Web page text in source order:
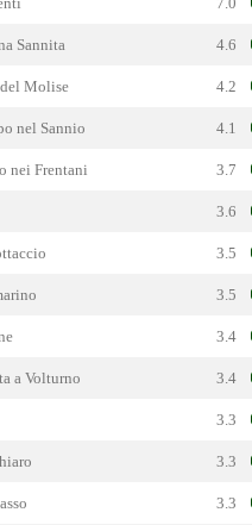
Sannita 4.6
del Molise 4.2
nel Sannio 4.1
nei Frentani 3.7
3.6
3.5
3.5
3.4
a Volturno 3.4
3.3
3.3
3.3